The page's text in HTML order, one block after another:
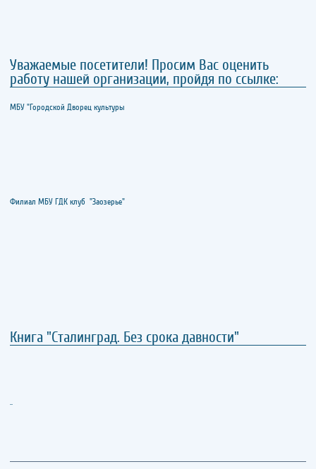
Уважаемые посетители! Просим Вас оценить
работу нашей организации, пройдя по ссылке:
МБУ "Городской Дворец культуры
Филиал МБУ ГДК клуб "Заозерье"
Книга "Сталинград. Без срока давности"